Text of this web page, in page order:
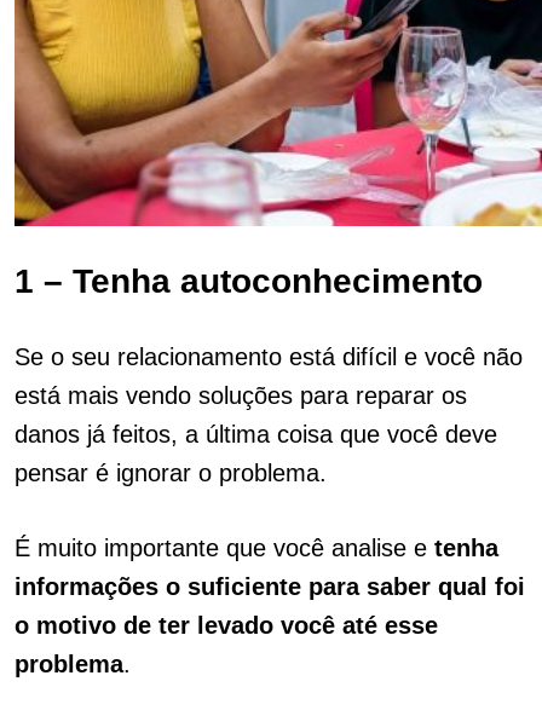
1 – Tenha autoconhecimento
Se o seu relacionamento está difícil e você não
está mais vendo soluções para reparar os
danos já feitos, a última coisa que você deve
pensar é ignorar o problema.
É muito importante que você analise e tenha
informações o suficiente para saber qual foi
o motivo de ter levado você até esse
problema.